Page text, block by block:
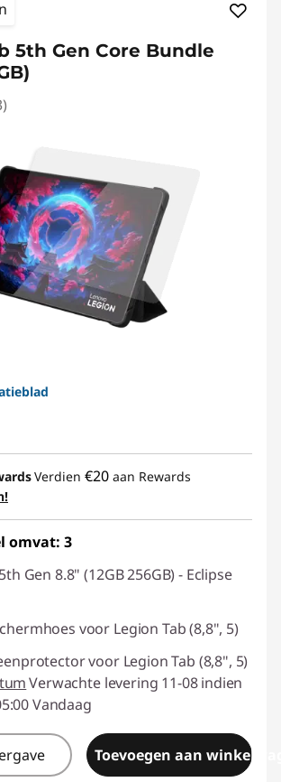
5th Gen Core Bundle
Verdien €20 aan Rewards
omvat: 3
Gen 8.8" (12GB 256GB) - Eclipse
voor Legion Tab (8,8", 5)
voor Legion Tab (8,8", 5)
Verwachte levering 11-08 indien
Vandaag
Toevoegen aan